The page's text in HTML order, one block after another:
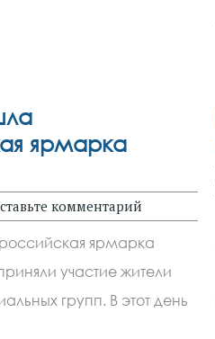
ярмарка
комментарий
ярмарка
участие жители
групп. В этот день